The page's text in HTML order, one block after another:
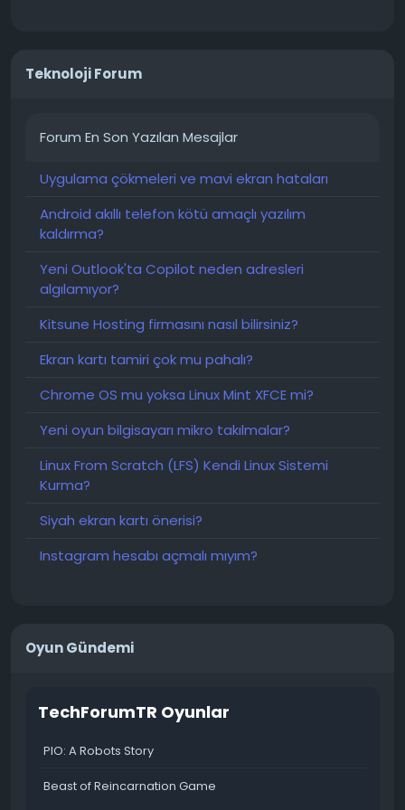
rağmen Apple Silicon üzerinde uzun bir yol kat etti .
ve Apple donanımında Linux için önde gelen seçenek
olmaya devam ediyor . Bu, yolun bir sonu değil,
sadece bir aksaklık.
Yedekleme veya alternatif bir plan olmadan beta
işletim sistemi kuran herkese gelince. neyse,
biliyorsunuz işte.
Teknoloji Forum
Forum En Son Yazılan Mesajlar
Uygulama çökmeleri ve mavi ekran hataları
Android akıllı telefon kötü amaçlı yazılım
kaldırma?
Yeni Outlook'ta Copilot neden adresleri
algılamıyor?
Kitsune Hosting firmasını nasıl bilirsiniz?
Ekran kartı tamiri çok mu pahalı?
Chrome OS mu yoksa Linux Mint XFCE mi?
Yeni oyun bilgisayarı mikro takılmalar?
Linux From Scratch (LFS) Kendi Linux Sistemi
Kurma?
Siyah ekran kartı önerisi?
Instagram hesabı açmalı mıyım?
Oyun Gündemi
TechForumTR Oyunlar
PIO: A Robots Story
Beast of Reincarnation Game